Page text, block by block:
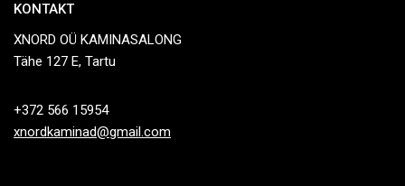
KONTAKT
XNORD OÜ KAMINASALONG
Tähe 127 E, Tartu
+372 566 15954
xnordkaminad@gmail.com